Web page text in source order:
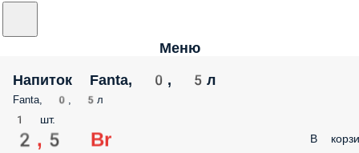
Меню
Напиток Fanta, 0, 5л
Fanta, 0, 5л
1 шт.
2,5 Br В